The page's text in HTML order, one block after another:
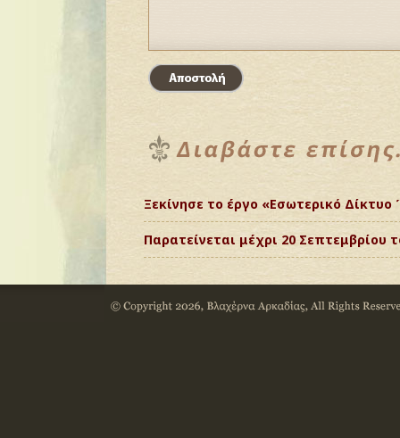
Ξεκίνησε το έργο «Εσωτερικό
Παρατείνεται μέχρι 20 Σεπτεμβρίου